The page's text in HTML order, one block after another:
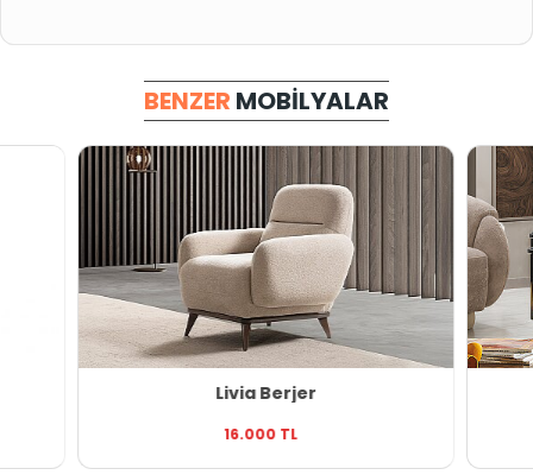
BENZER MOBILYALAR
Livia Berjer
16.000 TL